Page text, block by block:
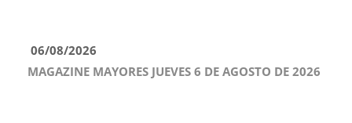
06/08/2026
MAGAZINE MAYORES JUEVES 6 DE AGOSTO DE 2026